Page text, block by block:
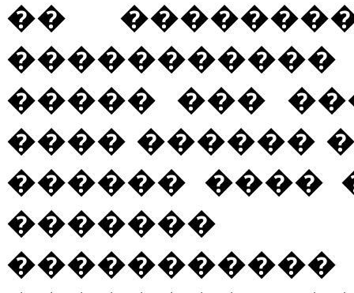
��
����� ���
���� ������
������ ����
�������